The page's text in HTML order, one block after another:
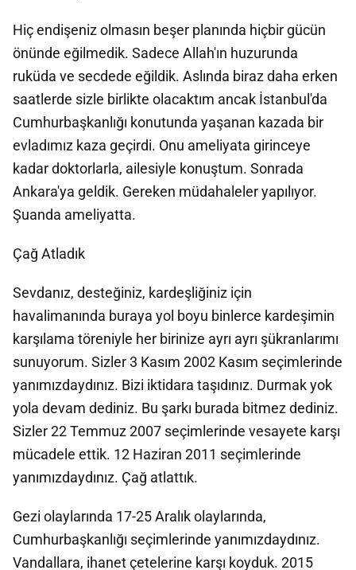
Hiç endişeniz olmasın beşer planında hiçbir gücün
önünde eğilmedik. Sadece Allah'ın huzurunda
ruküda ve secdede eğildik. Aslında biraz daha erken
saatlerde sizle birlikte olacaktım ancak İstanbul'da
Cumhurbaşkanlığı konutunda yaşanan kazada bir
evladımız kaza geçirdi. Onu ameliyata girinceye
kadar doktorlarla, ailesiyle konuştum. Sonrada
Ankara'ya geldik. Gereken müdahaleler yapılıyor.
Şuanda ameliyatta.
Çağ Atladık
Sevdanız, desteğiniz, kardeşliğiniz için
havalimanında buraya yol boyu binlerce kardeşimin
karşılama töreniyle her birinize ayrı ayrı şükranlarımı
sunuyorum. Sizler 3 Kasım 2002 Kasım seçimlerinde
yanımızdaydınız. Bizi iktidara taşıdınız. Durmak yok
yola devam dediniz. Bu şarkı burada bitmez dediniz.
Sizler 22 Temmuz 2007 seçimlerinde vesayete karşı
mücadele ettik. 12 Haziran 2011 seçimlerinde
yanımızdaydınız. Çağ atlattık.
Gezi olaylarında 17-25 Aralık olaylarında,
Cumhurbaşkanlığı seçimlerinde yanımızdaydınız.
Vandallara, ihanet çetelerine karşı koyduk. 2015